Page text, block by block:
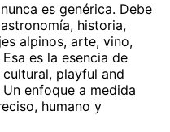
es genérica. Debe
historia,
alpinos, arte, vino,
es la esencia de
playful and
enfoque a medida
humano y